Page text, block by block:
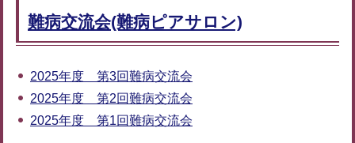
難病交流会(難病ピアサロン)
2025年度 第3回難病交流会
2025年度 第2回難病交流会
2025年度 第1回難病交流会